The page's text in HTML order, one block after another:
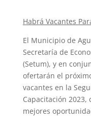
Habrá Vacantes
El Municipio de
Secretaría de
(Setum), y en
ofertarán el
vacantes en la
Capacitación
mejores